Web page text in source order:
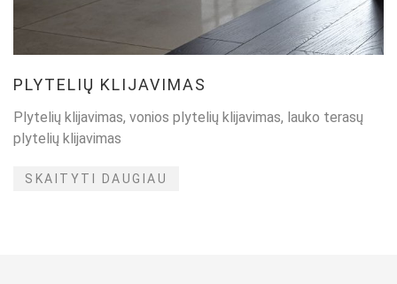
PLYTELIŲ KLIJAVIMAS
Plytelių klijavimas, vonios plytelių klijavimas, lauko terasų
plytelių klijavimas
SKAITYTI DAUGIAU